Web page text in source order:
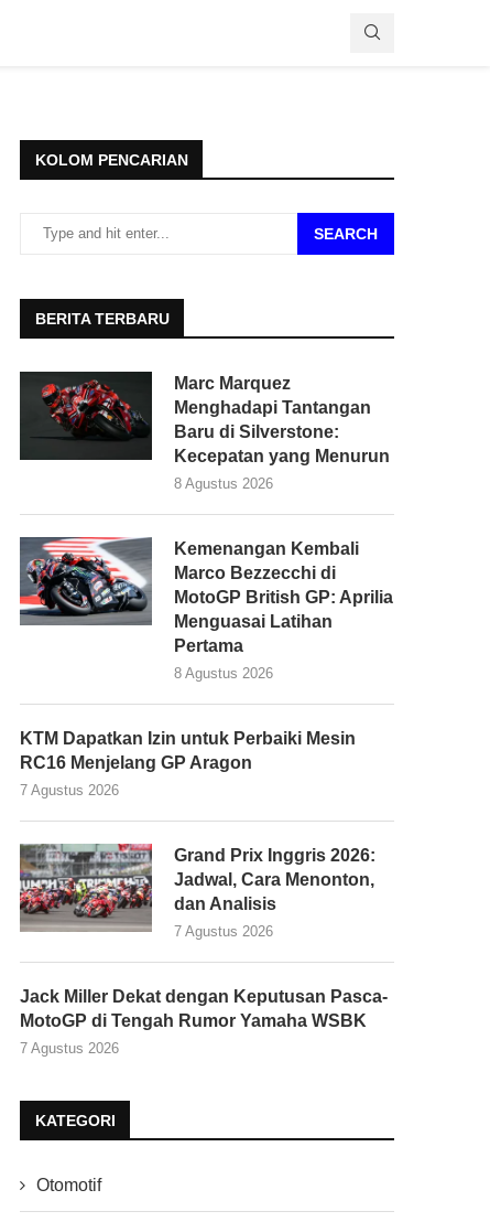
KOLOM PENCARIAN
SEARCH
BERITA TERBARU
Marc Marquez
Menghadapi Tantangan
Baru di Silverstone:
Kecepatan yang Menurun
8 Agustus 2026
Kemenangan Kembali
Marco Bezzecchi di
MotoGP British GP: Aprilia
Menguasai Latihan
Pertama
8 Agustus 2026
KTM Dapatkan Izin untuk Perbaiki Mesin
RC16 Menjelang GP Aragon
7 Agustus 2026
Grand Prix Inggris 2026:
Jadwal, Cara Menonton,
dan Analisis
7 Agustus 2026
Jack Miller Dekat dengan Keputusan Pasca-
MotoGP di Tengah Rumor Yamaha WSBK
7 Agustus 2026
KATEGORI
Otomotif